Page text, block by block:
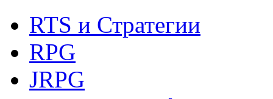
RTS и Стратегии
RPG
JRPG